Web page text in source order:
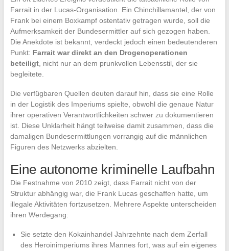
Farrait in der Lucas-Organisation. Ein Chinchillamantel, der von
Frank bei einem Boxkampf ostentativ getragen wurde, soll die
Aufmerksamkeit der Bundesermittler auf sich gezogen haben.
Die Anekdote ist bekannt, verdeckt jedoch einen bedeutenderen
Punkt: Farrait war direkt an den Drogenoperationen
beteiligt, nicht nur an dem prunkvollen Lebensstil, der sie
begleitete.
Die verfügbaren Quellen deuten darauf hin, dass sie eine Rolle
in der Logistik des Imperiums spielte, obwohl die genaue Natur
ihrer operativen Verantwortlichkeiten schwer zu dokumentieren
ist. Diese Unklarheit hängt teilweise damit zusammen, dass die
damaligen Bundesermittlungen vorrangig auf die männlichen
Figuren des Netzwerks abzielten.
Eine autonome kriminelle Laufbahn
Die Festnahme von 2010 zeigt, dass Farrait nicht von der
Struktur abhängig war, die Frank Lucas geschaffen hatte, um
illegale Aktivitäten fortzusetzen. Mehrere Aspekte unterscheiden
ihren Werdegang:
Sie setzte den Kokainhandel Jahrzehnte nach dem Zerfall
des Heroinimperiums ihres Mannes fort, was auf ein eigenes